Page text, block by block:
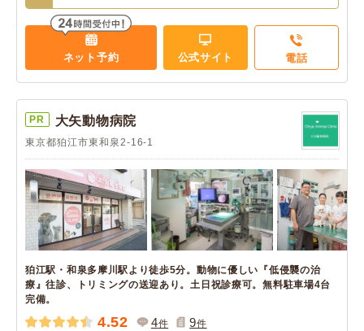
ネット予約 公式サイト 電話
PR 大矢動物病院
東京都狛江市東和泉2-16-1
狛江駅・和泉多摩川駅より徒歩5分。動物に優しい『低侵襲の治
療』往診、トリミングの送迎あり。土日祝診療可。無料駐車場4台
完備。
4.52 4件 9件